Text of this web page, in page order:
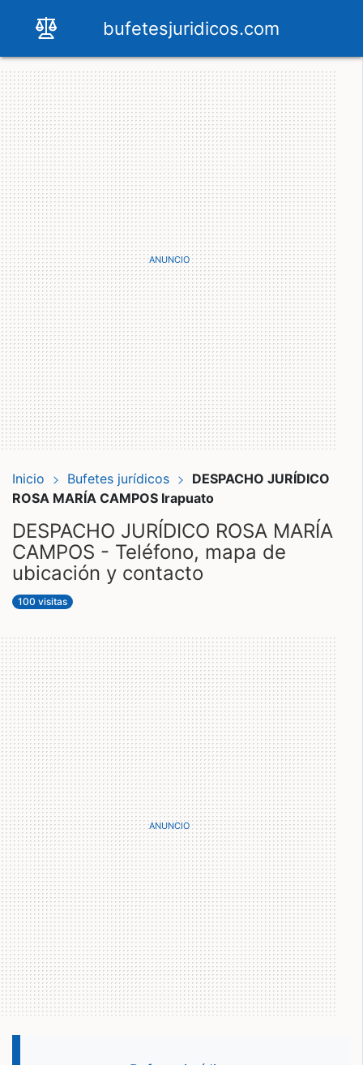
bufetesjuridicos.com
Inicio Bufetes jurídicos
DESPACHO JURÍDICO
ROSA MARÍA CAMPOS Irapuato
DESPACHO JURÍDICO ROSA MARÍA
CAMPOS - Teléfono, mapa de
ubicación y contacto
100 visitas